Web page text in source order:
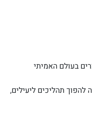
בעולם האמיתי
תהליכים ליעילים,